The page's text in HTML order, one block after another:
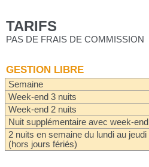
TARIFS
PAS DE FRAIS DE COMMISSION
GESTION LIBRE
Semaine
Week-end 3 nuits
Week-end 2 nuits
Nuit supplémentaire avec week-end
2 nuits en semaine du lundi au jeudi
(hors jours fériés)